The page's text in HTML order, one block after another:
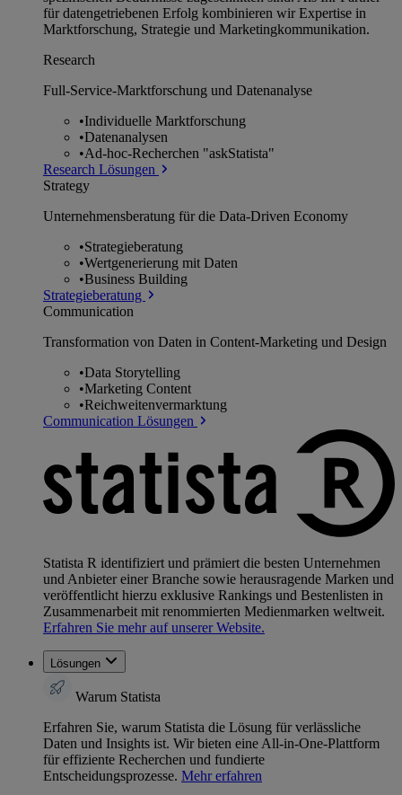
für datengetriebenen Erfolg kombinieren wir Expertise in
Marktforschung, Strategie und Marketingkommunikation.
Research
Full-Service-Marktforschung und Datenanalyse
•Individuelle Marktforschung
•Datenanalysen
•Ad-hoc-Recherchen "askStatista"
Research Lösungen
Strategy
Unternehmens­beratung für die Data-Driven Economy
•Strategieberatung
•Wertgenerierung mit Daten
•Business Building
Strategieberatung
Communication
Transformation von Daten in Content-Marketing und Design
•Data Storytelling
•Marketing Content
•Reichweitenvermarktung
Communication Lösungen
Statista R identifiziert und prämiert die besten Unternehmen
und Anbieter einer Branche sowie herausragende Marken und
veröffentlicht hierzu exklusive Rankings und Bestenlisten in
Zusammenarbeit mit renommierten Medienmarken weltweit.
Erfahren Sie mehr auf unserer Website.
Lösungen
Warum Statista
Erfahren Sie, warum Statista die Lösung für verlässliche
Daten und Insights ist. Wir bieten eine All-in-One-Plattform
für effiziente Recherchen und fundierte
Entscheidungsprozesse. Mehr erfahren